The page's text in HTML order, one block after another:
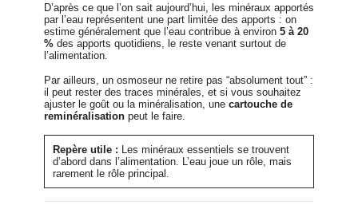
D’après ce que l’on sait aujourd’hui, les minéraux apportés
par l’eau représentent une part limitée des apports : on
estime généralement que l’eau contribue à environ 5 à 20
% des apports quotidiens, le reste venant surtout de
l’alimentation.
Par ailleurs, un osmoseur ne retire pas “absolument tout” :
il peut rester des traces minérales, et si vous souhaitez
ajuster le goût ou la minéralisation, une cartouche de
reminéralisation peut le faire.
Repère utile : Les minéraux essentiels se trouvent
d’abord dans l’alimentation. L’eau joue un rôle, mais
rarement le rôle principal.